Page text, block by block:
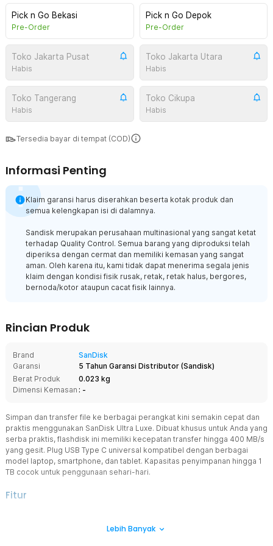
Pick n Go Bekasi
Pre-Order
Pick n Go Depok
Pre-Order
Toko Jakarta Pusat
Habis
Toko Jakarta Utara
Habis
Toko Tangerang
Habis
Toko Cikupa
Habis
Tersedia bayar di tempat (COD)
Informasi Penting
Klaim garansi harus diserahkan beserta kotak produk dan
semua kelengkapan isi di dalamnya.
Sandisk merupakan perusahaan multinasional yang sangat ketat
terhadap Quality Control. Semua barang yang diproduksi telah
diperiksa dengan cermat dan memiliki kemasan yang sangat
aman. Oleh karena itu, kami tidak dapat menerima segala jenis
klaim dengan kondisi fisik rusak, retak, retak halus, bergores,
bernoda/kotor ataupun cacat fisik lainnya.
Rincian Produk
Brand
SanDisk
Garansi
5 Tahun Garansi Distributor (Sandisk)
Berat Produk
0.023 kg
Dimensi Kemasan : -
Simpan dan transfer file ke berbagai perangkat kini semakin cepat dan
praktis menggunakan SanDisk Ultra Luxe. Dibuat khusus untuk Anda yang
serba praktis, flashdisk ini memiliki kecepatan transfer hingga 400 MB/s
yang gesit. Plug USB Type C universal kompatibel dengan berbagai
model laptop, smartphone, dan tablet. Kapasitas penyimpanan hingga 1
TB cocok untuk penggunaan sehari-hari.
Fitur
Tingkatkan produktivitas dengan kecepatan transfer data yang
Lebih Banyak